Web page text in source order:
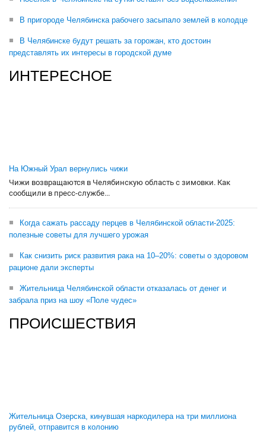
В пригороде Челябинска рабочего засыпало землей в колодце
В Челябинске будут решать за горожан, кто достоин
представлять их интересы в городской думе
ИНТЕРЕСНОЕ
На Южный Урал вернулись чижи
Чижи возвращаются в Челябинскую область с зимовки. Как
сообщили в пресс-службе...
Когда сажать рассаду перцев в Челябинской области-2025:
полезные советы для лучшего урожая
Как снизить риск развития рака на 10–20%: советы о здоровом
рационе дали эксперты
Жительница Челябинской области отказалась от денег и
забрала приз на шоу «Поле чудес»
ПРОИСШЕСТВИЯ
Жительница Озерска, кинувшая наркодилера на три миллиона
рублей, отправится в колонию